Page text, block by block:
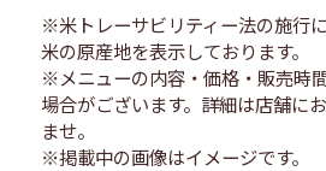
※米トレーサビリティー法の施行
米の原産地を表示しております。
※メニューの内容・価格・販売時
場合がございます。詳細は店舗に
ませ。
※掲載中の画像はイメージです。